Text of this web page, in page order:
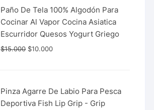
Paño De Tela 100% Algodón Para
Cocinar Al Vapor Cocina Asiatica
Escurridor Quesos Yogurt Griego
$15.000 $10.000
Pinza Agarre De Labio Para Pesca
Deportiva Fish Lip Grip - Grip